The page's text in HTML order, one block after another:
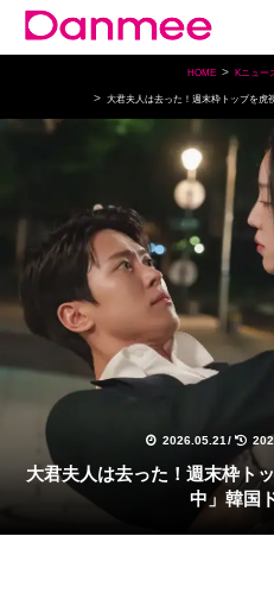
HOME Kニュー
大君夫人は去った！週末枠トップを虎
2026.05.21 /
大君夫人は去った！週末枠トップを虎視眈々「日本でも配信
中」韓国